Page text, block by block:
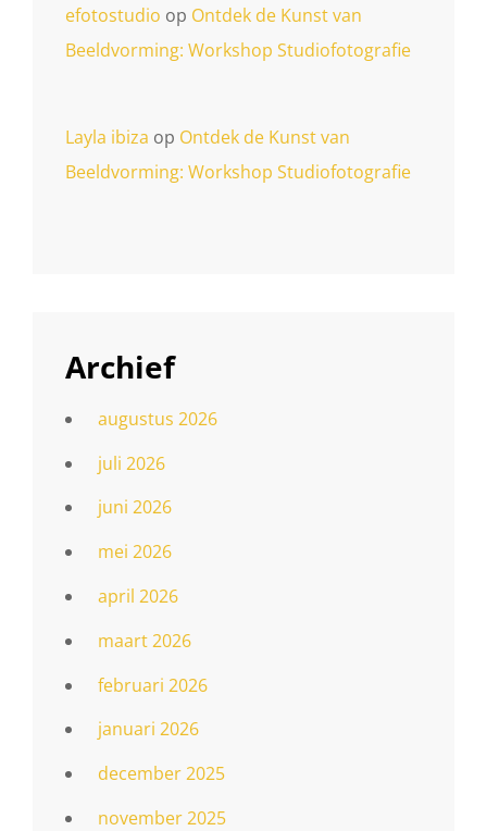
efotostudio op Ontdek de Kunst van
Beeldvorming: Workshop Studiofotografie
Layla ibiza op Ontdek de Kunst van
Beeldvorming: Workshop Studiofotografie
Archief
augustus 2026
juli 2026
juni 2026
mei 2026
april 2026
maart 2026
februari 2026
januari 2026
december 2025
november 2025